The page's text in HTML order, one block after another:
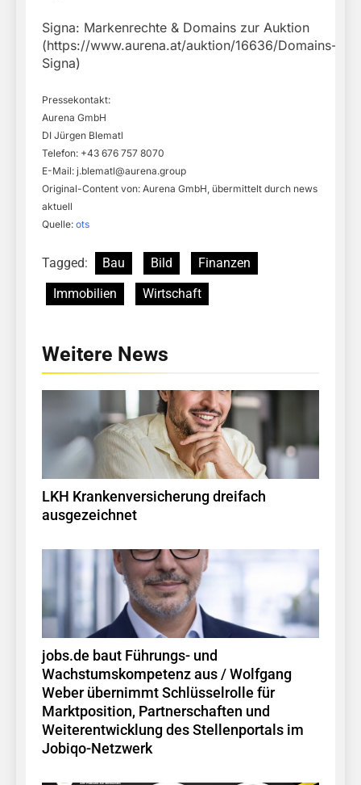
Signa: Markenrechte & Domains zur Auktion
(https://www.aurena.at/auktion/16636/Domains-
Signa)
Pressekontakt:
Aurena GmbH
DI Jürgen Blematl
Telefon: +43 676 757 8070
E-Mail: j.blematl@aurena.group
Original-Content von: Aurena GmbH, übermittelt durch news
aktuell
Quelle: ots
Tagged: Bau Bild
Finanzen
Immobilien
Wirtschaft
Weitere News
LKH Krankenversicherung dreifach
ausgezeichnet
jobs.de baut Führungs- und
Wachstumskompetenz aus / Wolfgang
Weber übernimmt Schlüsselrolle für
Marktposition, Partnerschaften und
Weiterentwicklung des Stellenportals im
Jobiqo-Netzwerk